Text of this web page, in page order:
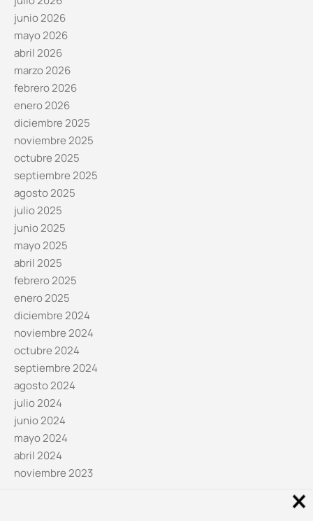
junio 2026
mayo 2026
abril 2026
marzo 2026
febrero 2026
enero 2026
diciembre 2025
noviembre 2025
octubre 2025
septiembre 2025
agosto 2025
julio 2025
junio 2025
mayo 2025
abril 2025
febrero 2025
enero 2025
diciembre 2024
noviembre 2024
octubre 2024
septiembre 2024
agosto 2024
julio 2024
junio 2024
mayo 2024
abril 2024
noviembre 2023